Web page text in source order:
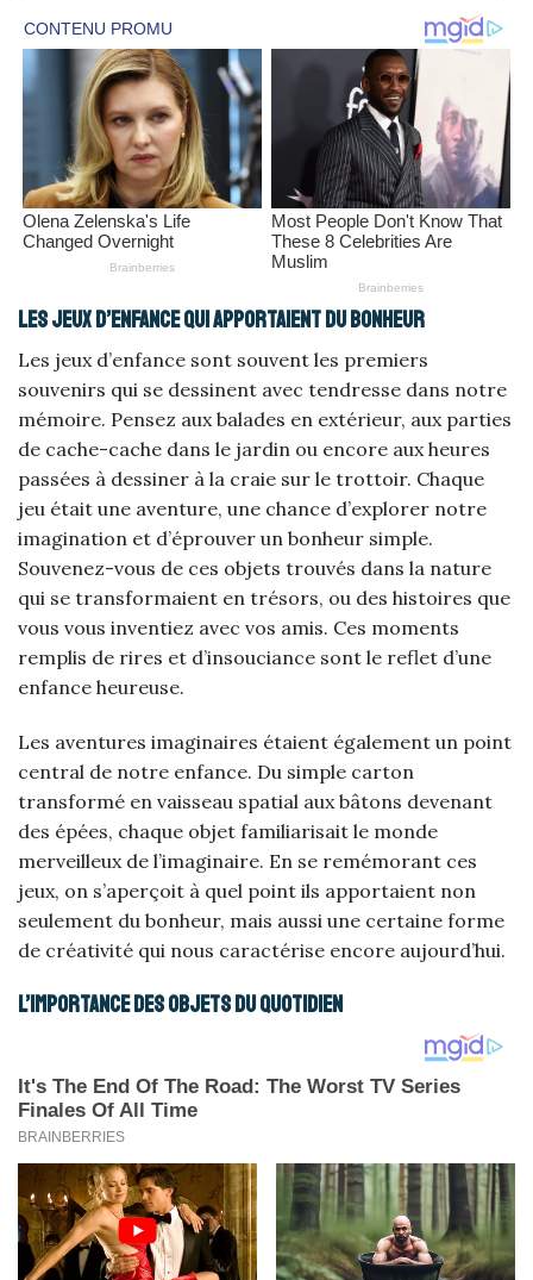
Les jeux d’enfance qui apportaient du bonheur
Les jeux d’enfance sont souvent les premiers
souvenirs qui se dessinent avec tendresse dans notre
mémoire. Pensez aux balades en extérieur, aux parties
de cache-cache dans le jardin ou encore aux heures
passées à dessiner à la craie sur le trottoir. Chaque
jeu était une aventure, une chance d’explorer notre
imagination et d’éprouver un bonheur simple.
Souvenez-vous de ces objets trouvés dans la nature
qui se transformaient en trésors, ou des histoires que
vous vous inventiez avec vos amis. Ces moments
remplis de rires et d’insouciance sont le reflet d’une
enfance heureuse.
Les aventures imaginaires étaient également un point
central de notre enfance. Du simple carton
transformé en vaisseau spatial aux bâtons devenant
des épées, chaque objet familiarisait le monde
merveilleux de l’imaginaire. En se remémorant ces
jeux, on s’aperçoit à quel point ils apportaient non
seulement du bonheur, mais aussi une certaine forme
de créativité qui nous caractérise encore aujourd’hui.
L’importance des objets du quotidien